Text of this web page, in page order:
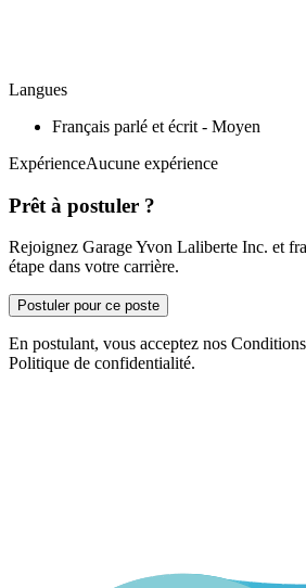
Langues
Français parlé et écrit - Moyen
ExpérienceAucune expérience
Prêt à postuler ?
Rejoignez Garage Yvon Laliberte Inc. et
étape dans votre carrière.
Postuler pour ce poste
En postulant, vous acceptez nos
Politique de confidentialité.